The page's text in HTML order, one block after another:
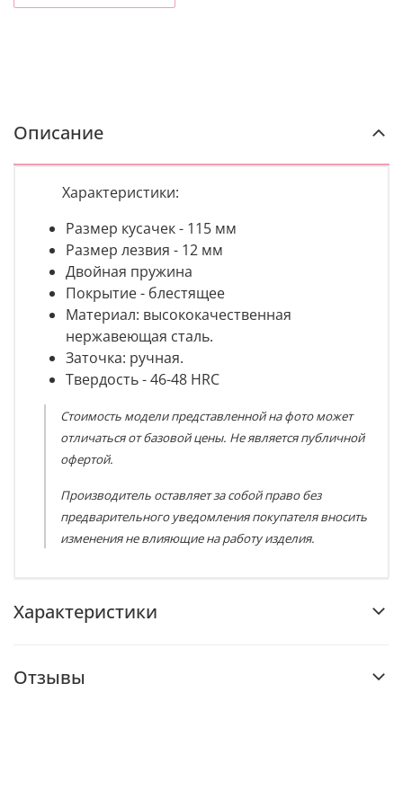
Описание
Характеристики:
Размер кусачек - 115 мм
Размер лезвия - 12 мм
Двойная пружина
Покрытие - блестящее
Материал: высококачественная
нержавеющая сталь.
Заточка: ручная.
Твердость - 46-48 HRC
Стоимость модели представленной на фото может
отличаться от базовой цены. Не является публичной
офертой.
Производитель оставляет за собой право без
предварительного уведомления покупателя вносить
изменения не влияющие на работу изделия.
Характеристики
Отзывы